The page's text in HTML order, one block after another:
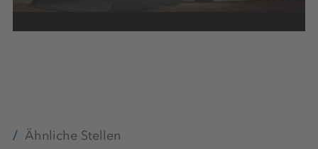
Fahrdienst
Ähnliche Stellen